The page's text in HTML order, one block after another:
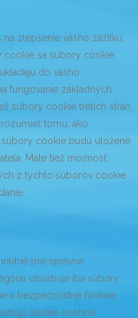
zlepšenie vášho zážitku
sa súbory cookie,
do vášho
fungovanie základných
súbory cookie tretích strán,
tomu, ako
cookie budú uložené
Máte tiež možnosť
z týchto súborov cookie
pre správne
obsahuje iba súbory
a bezpečnostné funkcie
žiadne osobné